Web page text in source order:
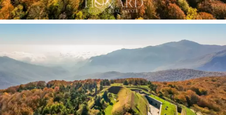
た。
屋外スペースの広さのおかげで、私的使用のた
めのヘリポートと海の景色を望む一時的な屋外
スイミング プールを作成することも可能でした
が、ハイドロマッサージとモザイク被覆で加熱
されたインフィニティ プールのプロジェクトは
現在進行中です。定義されています。